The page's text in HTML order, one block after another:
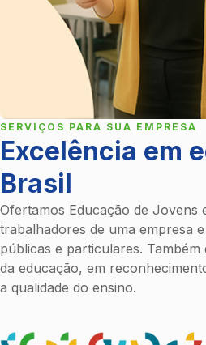
SERVIÇOS PARA SUA EMPRESA
Excelência em
Brasil
Ofertamos Educação de Jovens
trabalhadores de uma empresa
públicas e particulares.
da educação, em
a qualidade do ensino.